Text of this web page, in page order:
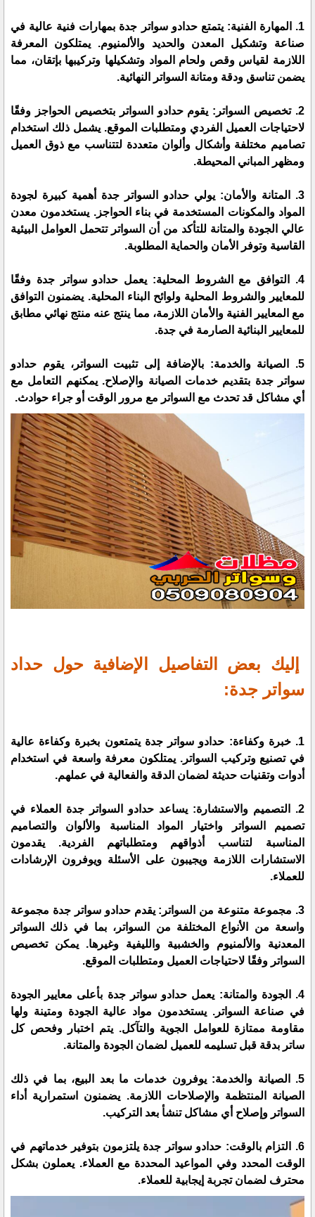
1. المهارة الفنية: يتمتع حدادو سواتر جدة بمهارات فنية عالية في
صناعة وتشكيل المعدن والحديد والألمنيوم. يمتلكون المعرفة
اللازمة لقياس وقص ولحام المواد وتشكيلها وتركيبها بإتقان، مما
يضمن تناسق ودقة ومتانة السواتر النهائية.
2. تخصيص السواتر: يقوم حدادو السواتر بتخصيص الحواجز وفقًا
لاحتياجات العميل الفردي ومتطلبات الموقع. يشمل ذلك استخدام
تصاميم مختلفة وأشكال وألوان متعددة لتتناسب مع ذوق العميل
ومظهر المباني المحيطة.
3. المتانة والأمان: يولي حدادو السواتر جدة أهمية كبيرة لجودة
المواد والمكونات المستخدمة في بناء الحواجز. يستخدمون معدن
عالي الجودة والمتانة للتأكد من أن السواتر تتحمل العوامل البيئية
القاسية وتوفر الأمان والحماية المطلوبة.
4. التوافق مع الشروط المحلية: يعمل حدادو سواتر جدة وفقًا
للمعايير والشروط المحلية ولوائح البناء المحلية. يضمنون التوافق
مع المعايير الفنية والأمان اللازمة، مما ينتج عنه منتج نهائي مطابق
للمعايير البنائية الصارمة في جدة.
5. الصيانة والخدمة: بالإضافة إلى تثبيت السواتر، يقوم حدادو
سواتر جدة بتقديم خدمات الصيانة والإصلاح. يمكنهم التعامل مع
أي مشاكل قد تحدث مع السواتر مع مرور الوقت أو جراء حوادث.
إليك بعض التفاصيل الإضافية حول حداد
سواتر جدة:
1. خبرة وكفاءة: حدادو سواتر جدة يتمتعون بخبرة وكفاءة عالية
في تصنيع وتركيب السواتر. يمتلكون معرفة واسعة في استخدام
أدوات وتقنيات حديثة لضمان الدقة والفعالية في عملهم.
2. التصميم والاستشارة: يساعد حدادو السواتر جدة العملاء في
تصميم السواتر واختيار المواد المناسبة والألوان والتصاميم
المناسبة لتناسب أذواقهم ومتطلباتهم الفردية. يقدمون
الاستشارات اللازمة ويجيبون على الأسئلة ويوفرون الإرشادات
للعملاء.
3. مجموعة متنوعة من السواتر: يقدم حدادو سواتر جدة مجموعة
واسعة من الأنواع المختلفة من السواتر، بما في ذلك السواتر
المعدنية والألمنيوم والخشبية والليفية وغيرها. يمكن تخصيص
السواتر وفقًا لاحتياجات العميل ومتطلبات الموقع.
4. الجودة والمتانة: يعمل حدادو سواتر جدة بأعلى معايير الجودة
في صناعة السواتر. يستخدمون مواد عالية الجودة ومتينة ولها
مقاومة ممتازة للعوامل الجوية والتآكل. يتم اختبار وفحص كل
ساتر بدقة قبل تسليمه للعميل لضمان الجودة والمتانة.
5. الصيانة والخدمة: يوفرون خدمات ما بعد البيع، بما في ذلك
الصيانة المنتظمة والإصلاحات اللازمة. يضمنون استمرارية أداء
السواتر وإصلاح أي مشاكل تنشأ بعد التركيب.
6. التزام بالوقت: حدادو سواتر جدة يلتزمون بتوفير خدماتهم في
الوقت المحدد وفي المواعيد المحددة مع العملاء. يعملون بشكل
محترف لضمان تجربة إيجابية للعملاء.